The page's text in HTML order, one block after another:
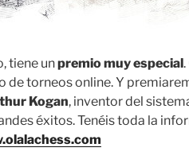
tiene unpremio muy especial
torneos online. Y
Kogan, inventor del
éxitos. Tenéis toda la